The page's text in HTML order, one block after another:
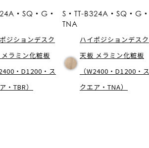
・SQ・G・
ジションデスク
ラミン化粧板
・D1200・ス
・TBR）
S・TT-B324A・SQ・G・
TNA
ハイポジションデスク
天板 メラミン化粧板
（W2400・D1200・ス
クエア・TNA）